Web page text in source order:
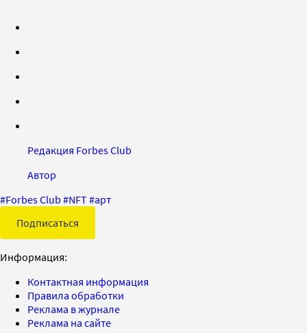
Редакция Forbes Club
Автор
#Forbes Club #NFT#арт
Подписаться
Информация:
Контактная информация
Правила обработки
Реклама в журнале
Реклама на сайте